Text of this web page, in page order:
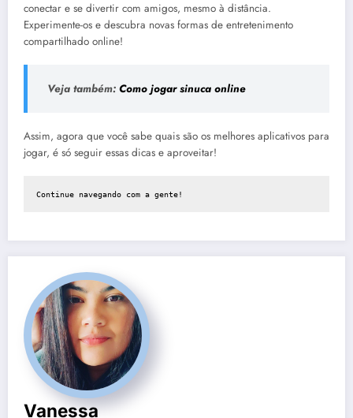
conectar e se divertir com amigos, mesmo à distância.
Experimente-os e descubra novas formas de entretenimento
compartilhado online!
Veja também: Como jogar sinuca online
Assim, agora que você sabe quais são os melhores aplicativos para
jogar, é só seguir essas dicas e aproveitar!
Continue navegando com a gente!
Vanessa